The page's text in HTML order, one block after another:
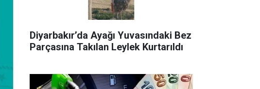
Diyarbakır’da Ayağı Yuvasındaki Bez
Parçasına Takılan Leylek Kurtarıldı